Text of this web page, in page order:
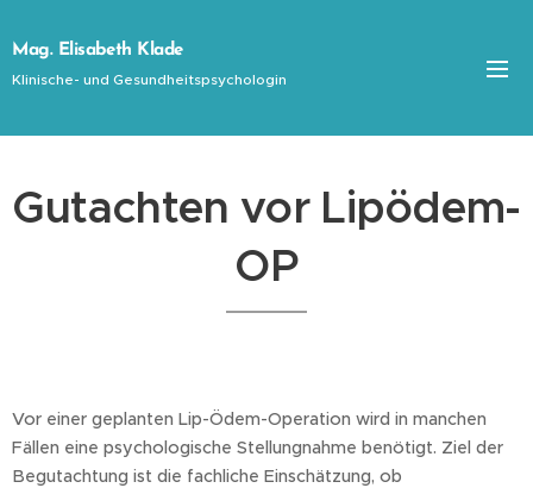
Mag. Elisabeth Klade
Klinische- und Gesundheitspsychologin
Gutachten vor Lipödem-
OP
Vor einer geplanten Lip-Ödem-Operation wird in manchen
Fällen eine psychologische Stellungnahme benötigt. Ziel der
Begutachtung ist die fachliche Einschätzung, ob